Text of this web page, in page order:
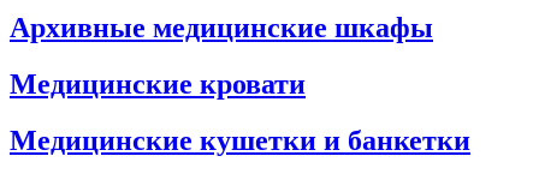
Архивные медицинские шкафы
Медицинские кровати
Медицинские кушетки и банкетки